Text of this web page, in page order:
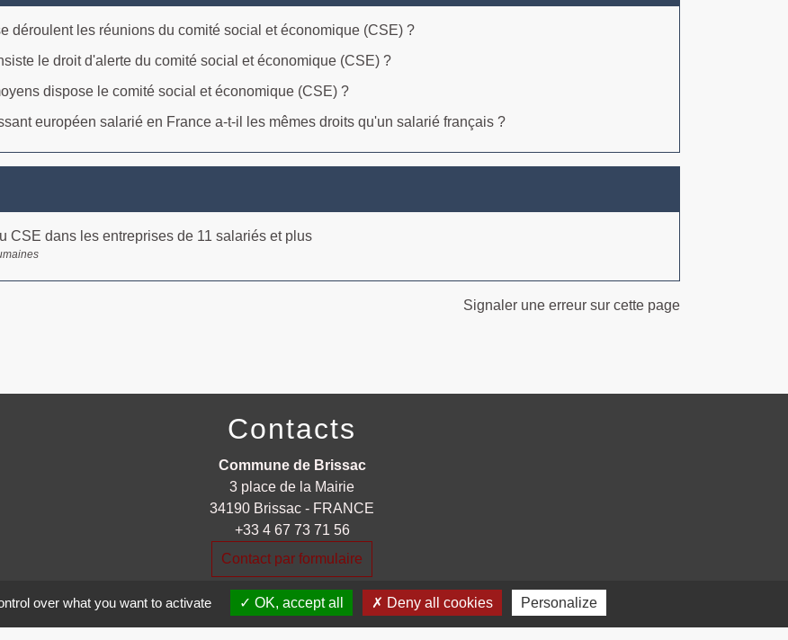
déroulent les réunions du comité social et économique (CSE) ?
le droit d'alerte du comité social et économique (CSE) ?
dispose le comité social et économique (CSE) ?
européen salarié en France a-t-il les mêmes droits qu'un salarié français ?
CSE dans les entreprises de 11 salariés et plus
Signaler une erreur sur cette page
Contacts
Commune de Brissac
3 place de la Mairie
34190 Brissac - FRANCE
+33 4 67 73 71 56
Contact par formulaire
over what you want to activate OK, accept all Deny all cookies Personalize